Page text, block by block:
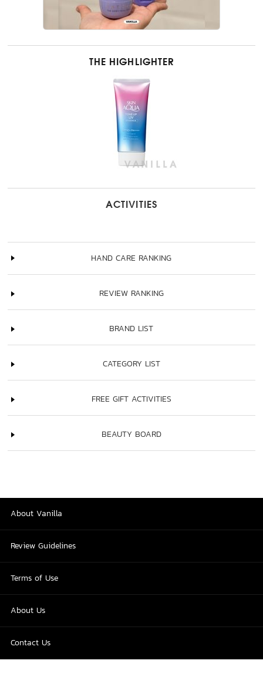
THE HIGHLIGHTER
ACTIVITIES
HAND CARE RANKING
REVIEW RANKING
BRAND LIST
CATEGORY LIST
FREE GIFT ACTIVITIES
BEAUTY BOARD
About Vanilla
Review Guidelines
Terms of Use
About Us
Contact Us